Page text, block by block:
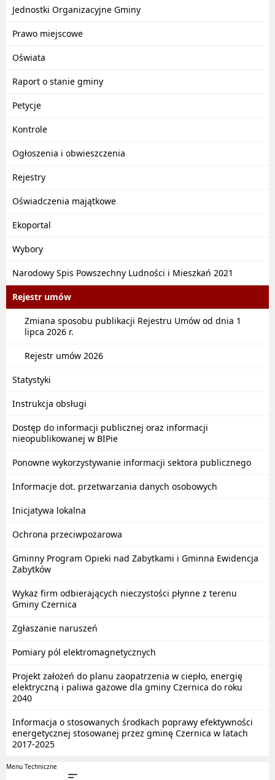
Jednostki Organizacyjne Gminy
Prawo miejscowe
Oświata
Raport o stanie gminy
Petycje
Kontrole
Ogłoszenia i obwieszczenia
Rejestry
Oświadczenia majątkowe
Ekoportal
Wybory
Narodowy Spis Powszechny Ludności i Mieszkań 2021
Rejestr umów
Zmiana sposobu publikacji Rejestru Umów od dnia 1
lipca 2026 r.
Rejestr umów 2026
Statystyki
Instrukcja obsługi
Dostęp do informacji publicznej oraz informacji
nieopublikowanej w BIPie
Ponowne wykorzystywanie informacji sektora publicznego
Informacje dot. przetwarzania danych osobowych
Inicjatywa lokalna
Ochrona przeciwpożarowa
Gminny Program Opieki nad Zabytkami i Gminna Ewidencja
Zabytków
Wykaz firm odbierających nieczystości płynne z terenu
Gminy Czernica
Zgłaszanie naruszeń
Pomiary pól elektromagnetycznych
Projekt założeń do planu zaopatrzenia w ciepło, energię
elektryczną i paliwa gazowe dla gminy Czernica do roku
2040
Informacja o stosowanych środkach poprawy efektywności
energetycznej stosowanej przez gminę Czernica w latach
2017-2025
Menu Techniczne